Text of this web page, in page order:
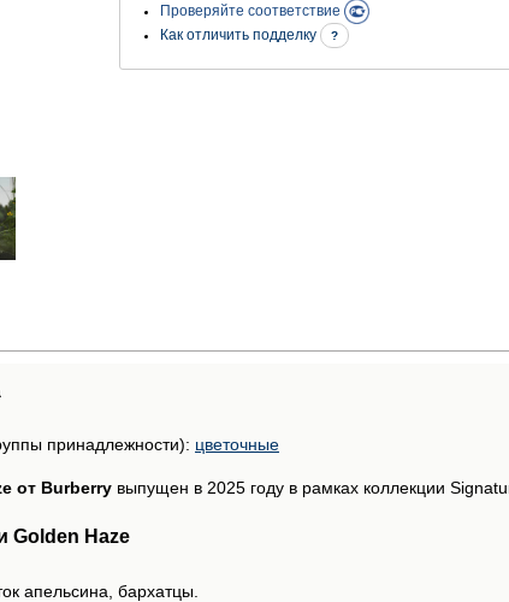
Проверяйте соответствие
Как отличить подделку
?
принадлежности): цветочные
от Burberry выпущен в 2025 году в рамках коллекции
Golden Haze
апельсина, бархатцы.